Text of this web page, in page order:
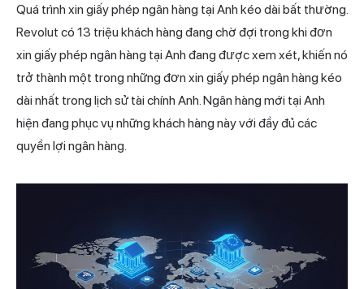
Quá trình xin giấy phép ngân hàng tại Anh kéo dài bất thường.
Revolut có 13 triệu khách hàng đang chờ đợi trong khi đơn
xin giấy phép ngân hàng tại Anh đang được xem xét, khiến nó
trở thành một trong những đơn xin giấy phép ngân hàng kéo
dài nhất trong lịch sử tài chính Anh. Ngân hàng mới tại Anh
hiện đang phục vụ những khách hàng này với đầy đủ các
quyền lợi ngân hàng.